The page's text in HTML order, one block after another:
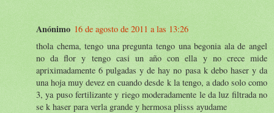
Anónimo 16 de agosto de 2011 a las 13:26
thola chema, tengo una pregunta tengo una begonia ala de angel
no da flor y tengo casi un año con ella y no crece mide
apriximadamente 6 pulgadas y de hay no pasa k debo haser y da
una hoja muy devez en cuando desde k la tengo, a dado solo como
3, ya puso fertilizante y riego moderadamente le da luz filtrada no
se k haser para verla grande y hermosa plisss ayudame